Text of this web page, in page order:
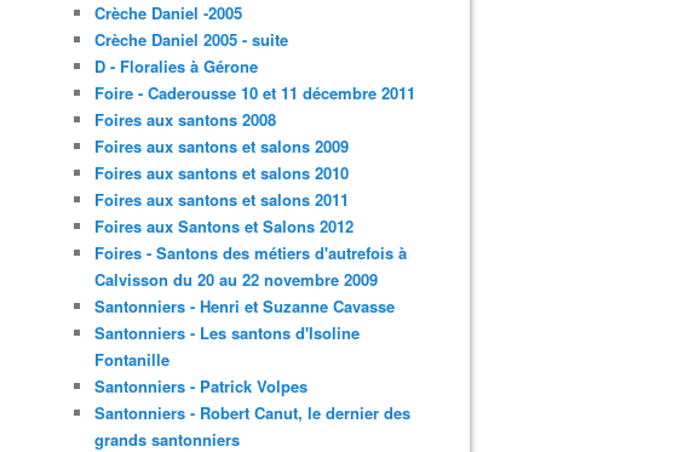
Crèche Daniel -2005
Crèche Daniel 2005 - suite
D - Floralies à Gérone
Foire - Caderousse 10 et 11 décembre 2011
Foires aux santons 2008
Foires aux santons et salons 2009
Foires aux santons et salons 2010
Foires aux santons et salons 2011
Foires aux Santons et Salons 2012
Foires - Santons des métiers d'autrefois à
Calvisson du 20 au 22 novembre 2009
Santonniers - Henri et Suzanne Cavasse
Santonniers - Les santons d'Isoline
Fontanille
Santonniers - Patrick Volpes
Santonniers - Robert Canut, le dernier des
grands santonniers